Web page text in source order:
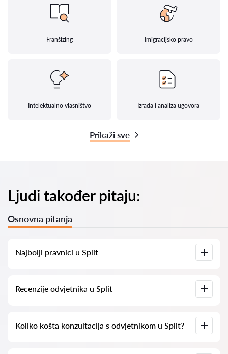
Franšizing Imigracijsko pravo
Intelektualno vlasništvo Izrada i analiza ugovora
Prikaži sve
Ljudi također pitaju:
Osnovna pitanja
Najbolji pravnici u Split
informacijama. Cijene, recenzije, telefonski brojevi i adrese.
Recenzije odvjetnika u Split
odvjetnicima. Ne brišemo negativne recenzije niti postoji
mogućnost njihovog lažnog povećavanja.
Koliko košta konzultacija s odvjetnikom u Split?